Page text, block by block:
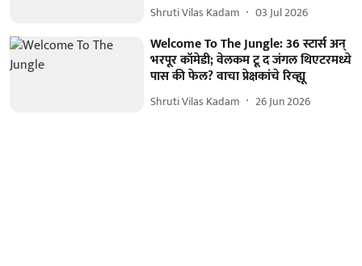
Shruti Vilas Kadam 03 Jul 2026
Welcome To The Jungle: 36 स्टार्स अन्
भरपूर कॉमेडी; वेलकम टू द जंगल थिएटरमध्ये
पास की फेल? वाचा प्रेक्षकांचे रिव्ह्यू
Shruti Vilas Kadam 26 Jun 2026